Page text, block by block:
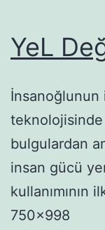
YeL
İnsanoğlunun
bulgulardan
insan gücü
kullanımının
750×998